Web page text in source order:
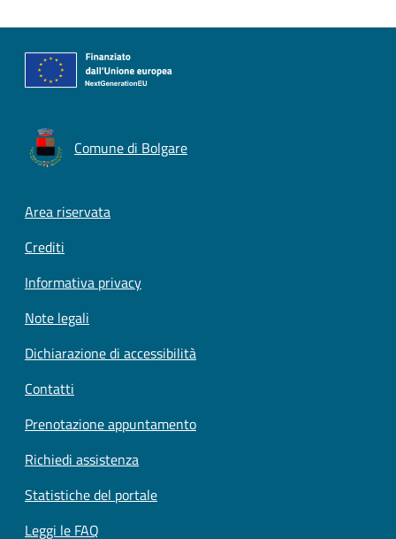
Comune di Bolgare
Footer menu
Area riservata
Crediti
Informativa privacy
Note legali
Dichiarazione di accessibilità
Contatti
Prenotazione appuntamento
Richiedi assistenza
Statistiche del portale
Leggi le FAQ